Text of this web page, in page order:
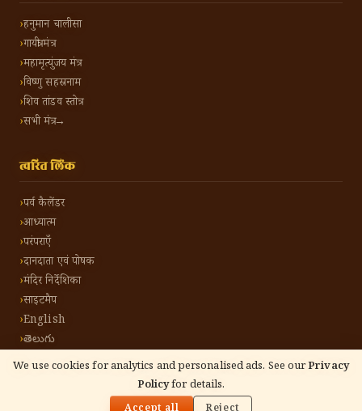
We use cookies for analytics and personalised ads. See ourPrivacy
Policyfor details.
हनुमान चालीसा
गायत्री मंत्र
महामृत्युंजय मंत्र
विष्णु सहस्रनाम
शिव तांडव स्तोत्र
सभी मंत्र →
त्वरित लिंक
पर्व कैलेंडर
आध्यात्म
परंपराएँ
दानदाता एवं पोषक
मंदिर निर्देशिका
साइटमैप
English
తెలుగు
हिंदू टोन हिंदी। सर्वाधिकार सुरक्षित। गोपनीयता नीति